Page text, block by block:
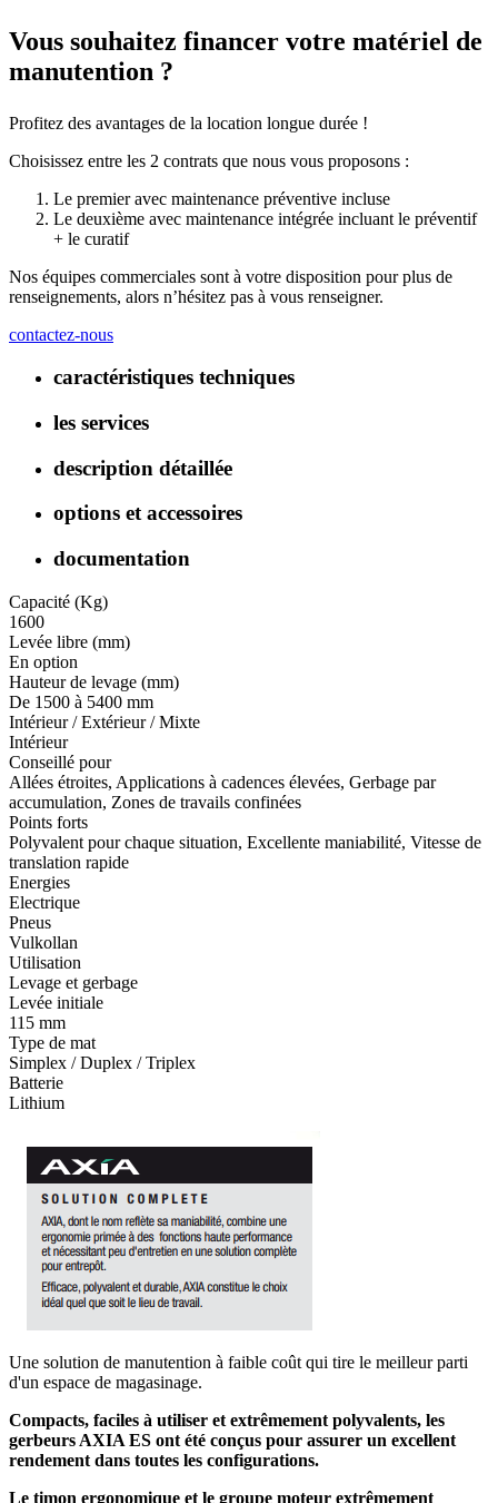
Vous souhaitez financer votre matériel de
manutention ?
Profitez des avantages de la location longue durée !
Choisissez entre les 2 contrats que nous vous proposons :
Le premier avec maintenance préventive incluse
Le deuxième avec maintenance intégrée incluant le préventif
+ le curatif
Nos équipes commerciales sont à votre disposition pour plus de
renseignements, alors n’hésitez pas à vous renseigner.
contactez-nous
caractéristiques techniques
les services
description détaillée
options et accessoires
documentation
Capacité (Kg)
1600
Levée libre (mm)
En option
Hauteur de levage (mm)
De 1500 à 5400 mm
Intérieur / Extérieur / Mixte
Intérieur
Conseillé pour
Allées étroites, Applications à cadences élevées, Gerbage par
accumulation, Zones de travails confinées
Points forts
Polyvalent pour chaque situation, Excellente maniabilité, Vitesse de
translation rapide
Energies
Electrique
Pneus
Vulkollan
Utilisation
Levage et gerbage
Levée initiale
115 mm
Type de mat
Simplex / Duplex / Triplex
Batterie
Lithium
Une solution de manutention à faible coût qui tire le meilleur parti
d'un espace de magasinage.
Compacts, faciles à utiliser et extrêmement polyvalents, les
gerbeurs AXIA ES ont été conçus pour assurer un excellent
rendement dans toutes les configurations.
Le timon ergonomique et le groupe moteur extrêmement